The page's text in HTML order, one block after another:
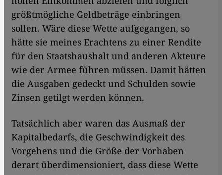
größtmögliche Geldbeträge einbringen
sollen. Wäre diese Wette aufgegangen, so
hätte sie meines Erachtens zu einer Rendite
für den Staatshaushalt und anderen Akteure
wie der Armee führen müssen. Damit hätten
die Ausgaben gedeckt und Schulden sowie
Zinsen getilgt werden können.
Tatsächlich aber waren das Ausmaß der
Kapitalbedarfs, die Geschwindigkeit des
Vorgehens und die Größe der Vorhaben
derart überdimensioniert, dass diese Wette